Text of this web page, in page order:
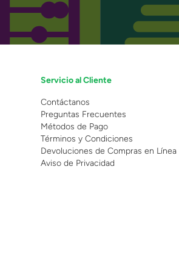
Servicio al Cliente
Contáctanos
Preguntas Frecuentes
Métodos de Pago
Términos y Condiciones
Devoluciones de Compras en Línea
Aviso de Privacidad